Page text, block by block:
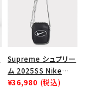
Supreme シュプリー
ム 2025SS Nike
Leather Shoulder
¥36,980 (税込)